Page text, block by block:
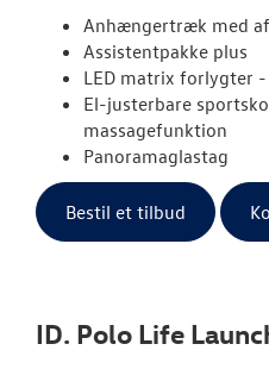
Anhængertræk med
Assistentpakke plus
LED matrix forlygter
El-justerbare
massagefunktion
Panoramaglastag
Bestil et tilbud
ID. Polo Life